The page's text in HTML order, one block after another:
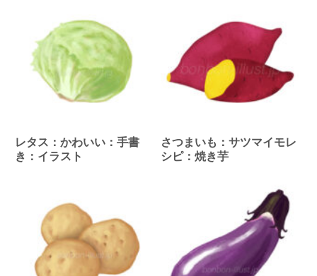
レタス：かわいい：手書
き：イラスト
さつまいも：サツマイモレ
シピ：焼き芋